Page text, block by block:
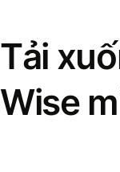
Tải
Wise